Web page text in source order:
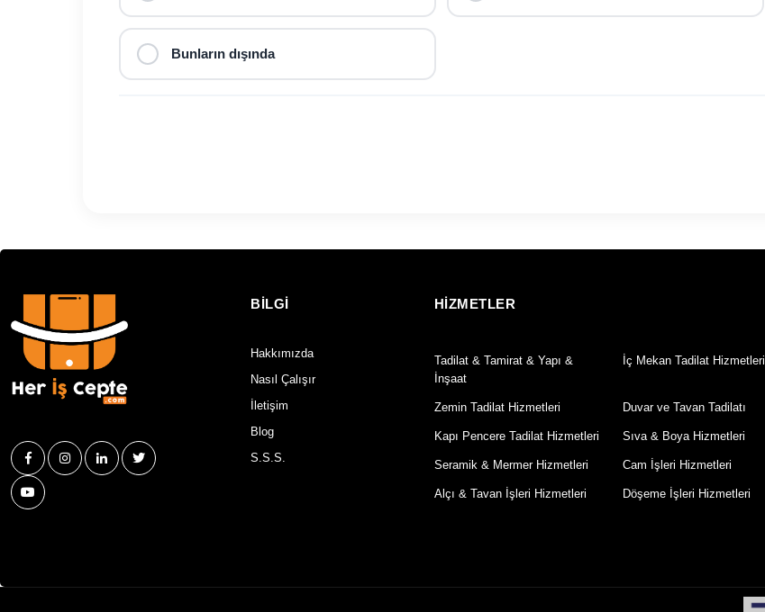
Bunların dışında
BİLGİ
Hakkımızda
Nasıl Çalışır
İletişim
Blog
S.S.S.
HİZMETLER
Tadilat & Tamirat & Yapı &
İnşaat
İç Mekan Tadilat Hizmetleri
Zemin Tadilat Hizmetleri Duvar ve Tavan Tadilatı
Kapı Pencere Tadilat Hizmetleri Sıva & Boya Hizmetleri
Seramik & Mermer Hizmetleri Cam İşleri Hizmetleri
Alçı & Tavan İşleri Hizmetleri Döşeme İşleri Hizmetleri